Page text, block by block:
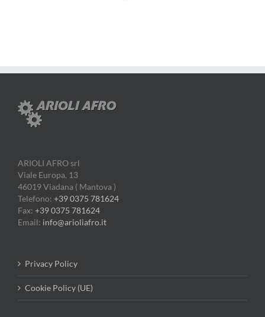
ARIOLI AFRO srl
Viale Europa, 13
46019 Viadana ( Mantova )
Telefono: +39 0375 781624
Fax: +39 0375 781624
Email: info@arioliafro.it
Privacy Policy
Cookie Policy (UE)